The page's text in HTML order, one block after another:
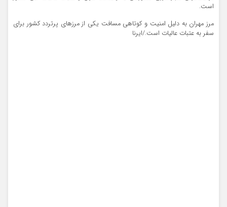
است.
مرز مهران به دلیل امنیت و کوتاهی مسافت یکی از مرزهای پرتردد کشور برای
سفر به عتبات عالیات است./ایرنا